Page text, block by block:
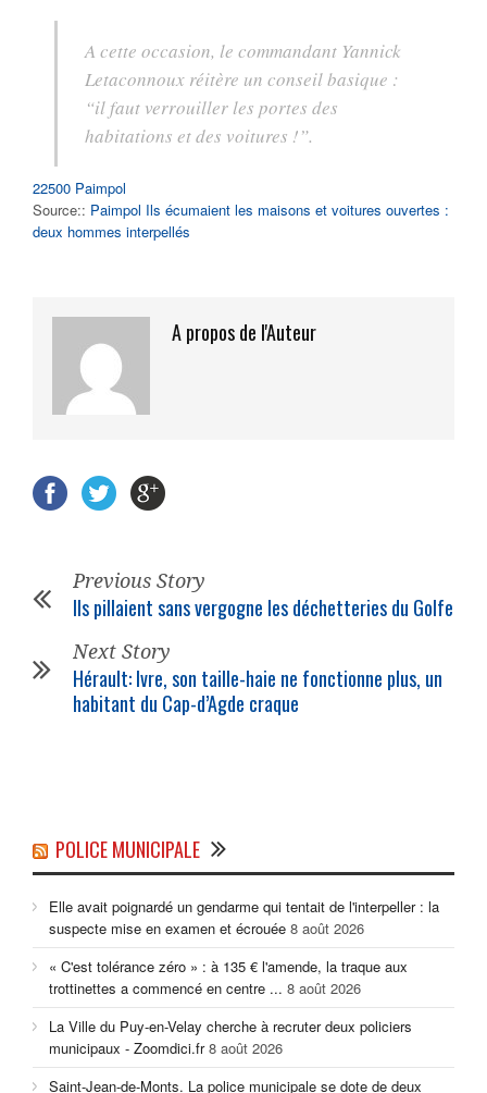
A cette occasion, le commandant Yannick
Letaconnoux réitère un conseil basique :
“il faut verrouiller les portes des
habitations et des voitures !”.
22500 Paimpol
Source:: Paimpol Ils écumaient les maisons et voitures ouvertes :
deux hommes interpellés
A propos de l'Auteur
Previous Story
Ils pillaient sans vergogne les déchetteries du Golfe
Next Story
Hérault: Ivre, son taille-haie ne fonctionne plus, un
habitant du Cap-d’Agde craque
POLICE MUNICIPALE
Elle avait poignardé un gendarme qui tentait de l'interpeller : la
suspecte mise en examen et écrouée 8 août 2026
« C'est tolérance zéro » : à 135 € l'amende, la traque aux
trottinettes a commencé en centre ... 8 août 2026
La Ville du Puy-en-Velay cherche à recruter deux policiers
municipaux - Zoomdici.fr 8 août 2026
Saint-Jean-de-Monts. La police municipale se dote de deux